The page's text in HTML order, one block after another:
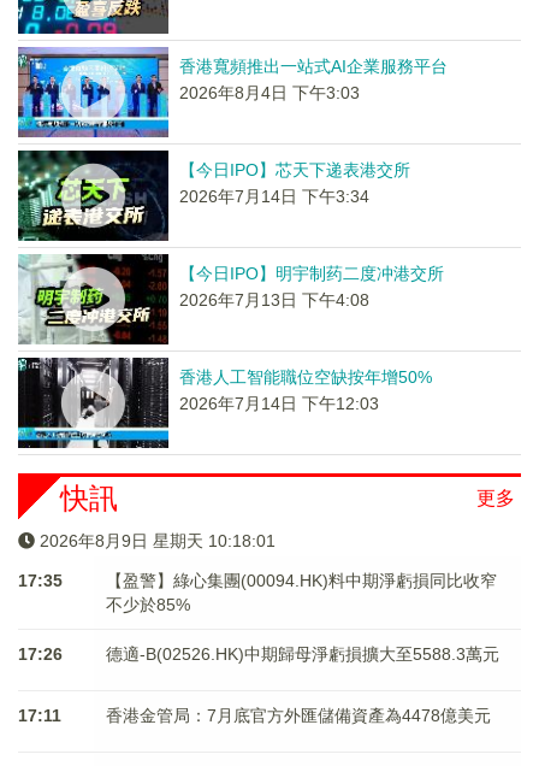
香港寬頻推出一站式AI企業服務平台
2026年8月4日 下午3:03
【今日IPO】芯天下递表港交所
2026年7月14日 下午3:34
【今日IPO】明宇制药二度冲港交所
2026年7月13日 下午4:08
香港人工智能職位空缺按年增50%
2026年7月14日 下午12:03
更多
快訊
2026年8月9日 星期天 10:18:01
17:35
【盈警】綠心集團(00094.HK)料中期淨虧損同比收窄
不少於85%
17:26 德適-B(02526.HK)中期歸母淨虧損擴大至5588.3萬元
17:11 香港金管局：7月底官方外匯儲備資產為4478億美元